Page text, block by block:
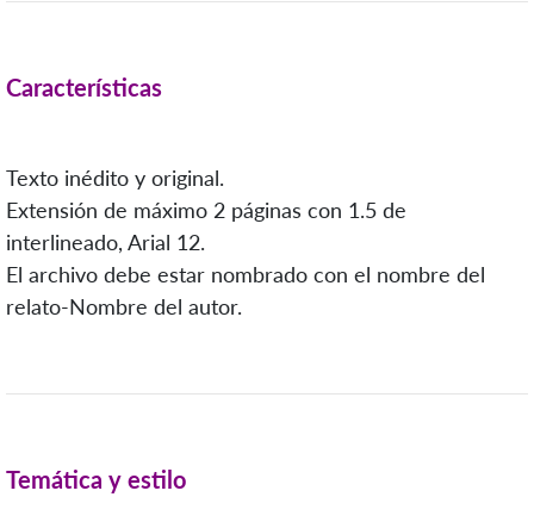
Características
Texto inédito y original.
Extensión de máximo 2 páginas con 1.5 de
interlineado, Arial 12.
El archivo debe estar nombrado con el nombre del
relato-Nombre del autor.
Temática y estilo